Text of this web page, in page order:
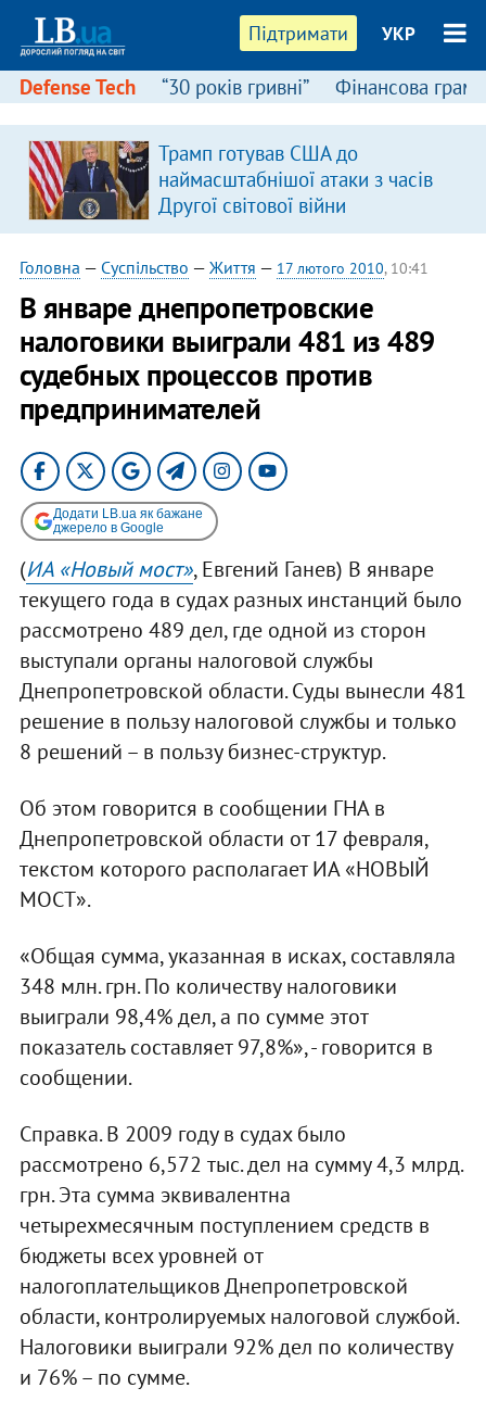
Підтримати УКР
Defense Tech “30 років гривні” Фінансова
Трамп готував США до
наймасштабнішої атаки з часів
Другої світової війни
Головна — Суспільство — Життя — 17 лютого 2010, 10:41
В январе днепропетровские
налоговики выиграли 481 из 489
судебных процессов против
предпринимателей
Додати LB.ua як бажане
джерело в Google
(ИА «Новый мост», Евгений Ганев) В январе
текущего года в судах разных инстанций было
рассмотрено 489 дел, где одной из сторон
выступали органы налоговой службы
Днепропетровской области. Суды вынесли 481
решение в пользу налоговой службы и только
8 решений – в пользу бизнес-структур.
Об этом говорится в сообщении ГНА в
Днепропетровской области от 17 февраля,
текстом которого располагает ИА «НОВЫЙ
МОСТ».
«Общая сумма, указанная в исках, составляла
348 млн. грн. По количеству налоговики
выиграли 98,4% дел, а по сумме этот
показатель составляет 97,8%», - говорится в
сообщении.
Справка. В 2009 году в судах было
рассмотрено 6,572 тыс. дел на сумму 4,3 млрд.
грн. Эта сумма эквивалентна
четырехмесячным поступлением средств в
бюджеты всех уровней от
налогоплательщиков Днепропетровской
области, контролируемых налоговой службой.
Налоговики выиграли 92% дел по количеству
и 76% – по сумме.